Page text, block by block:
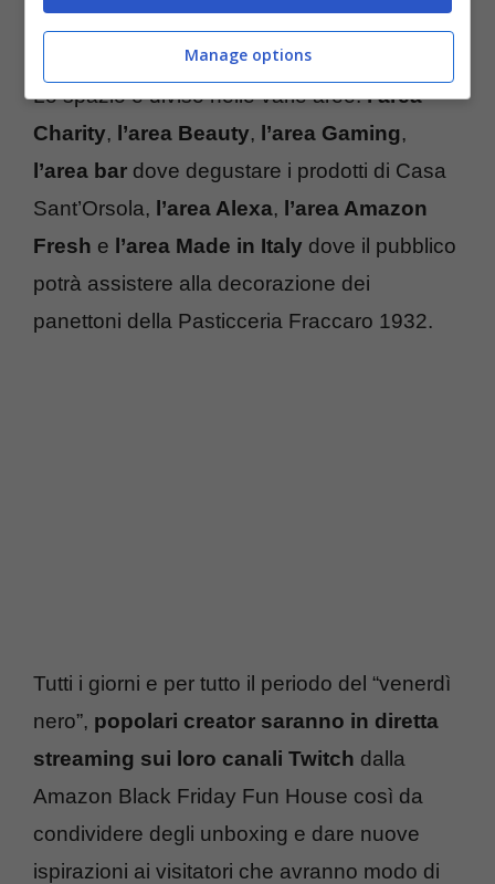
Amazon Black Friday Fun House apre a Milano – tecnocino.it
Lo spazio è diviso nelle varie aree:l’area
Charity, l’area Beauty, l’area Gaming,
l’area bar dove degustare i prodotti di Casa
Sant’Orsola, l’area Alexa, l’area Amazon
Fresh e l’area Made in Italy dove il pubblico
potrà assistere alla decorazione dei
panettoni della Pasticceria Fraccaro 1932.
Tutti i giorni e per tutto il periodo del “venerdì
nero”, popolari creator saranno in diretta
streaming sui loro canali Twitch dalla
Amazon Black Friday Fun House così da
condividere degli unboxing e dare nuove
ispirazioni ai visitatori che avranno modo di
Manage options